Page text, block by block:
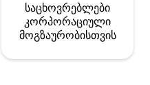
საცხოვრებლები
კორპორაციული
მოგზაურობისთვის